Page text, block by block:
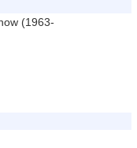
(1963-